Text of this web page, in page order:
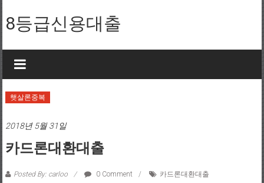
8등급신용대출
햇살론중복
2018년 5월 31일
카드론대환대출
Posted By: carloo 0 Comment 카드론대환대출